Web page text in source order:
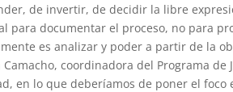
de invertir, de decidir la libre
para documentar el proceso, no para
es analizar y poder a partir de la
Camacho, coordinadora del Programa
en lo que deberíamos de poner el